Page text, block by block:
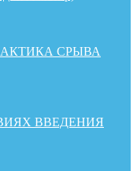
СРЫВА
ВВЕДЕНИЯ